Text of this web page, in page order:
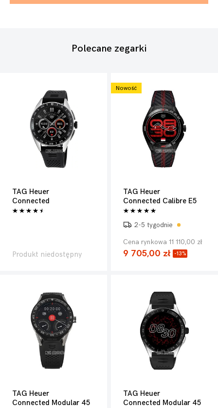
Polecane zegarki
TAG Heuer
Connected
Produkt niedostępny
Nowość
TAG Heuer
Connected Calibre E5
2-5 tygodnie
Cena rynkowa 11 110,00 zł
9 705,00 zł -13%
TAG Heuer
Connected Modular 45
TAG Heuer
Connected Modular 45